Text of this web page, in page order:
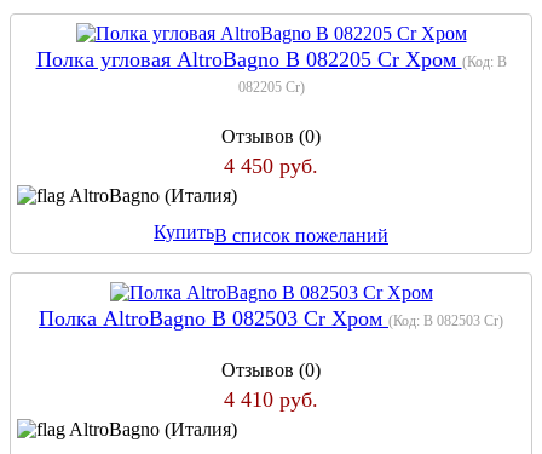
Полка угловая AltroBagno B 082205 Cr Хром (Код: B
082205 Cr)
Отзывов (0)
4 450 руб.
AltroBagno (Италия)
КупитьВ список пожеланий
Полка AltroBagno B 082503 Cr Хром (Код: B 082503 Cr)
Отзывов (0)
4 410 руб.
AltroBagno (Италия)